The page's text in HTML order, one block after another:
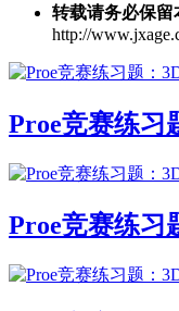
转载请务必保留
http://
Proe竞赛练习
Proe竞赛练习